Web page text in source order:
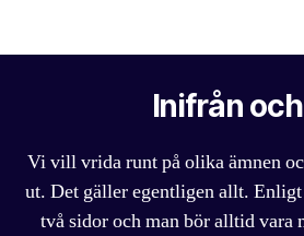
Inifrån
Vi vill vrida runt på olika ämnen
ut. Det gäller egentligen allt.
två sidor och man bör alltid vara